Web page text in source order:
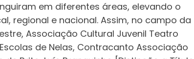
em diferentes áreas, elevando o
regional e nacional. Assim, no campo da
Associação Cultural Juvenil Teatro
de Nelas, Contracanto Associação